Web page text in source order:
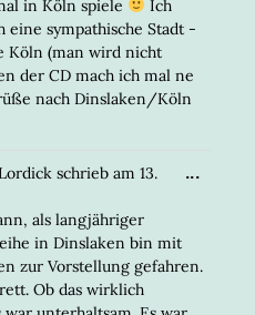
in Köln spiele
Ich
eine sympathische Stadt -
Köln (man wird nicht
der CD mach ich mal ne
nach Dinslaken/Köln
schrieb am 13.
als langjähriger
in Dinslaken bin mit
zur Vorstellung gefahren.
Ob das wirklich
...DIESE